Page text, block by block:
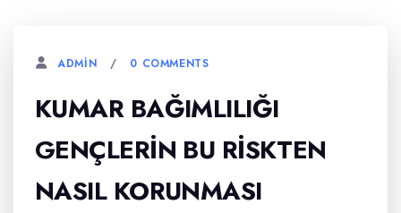
ADMIN 0 COMMENTS
KUMAR BAĞIMLILIĞI
GENÇLERIN BU RISKTEN
NASIL KORUNMASI